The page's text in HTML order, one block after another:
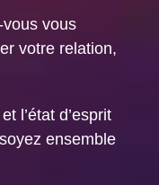
vous
votre relation,
l’état d’esprit
ensemble